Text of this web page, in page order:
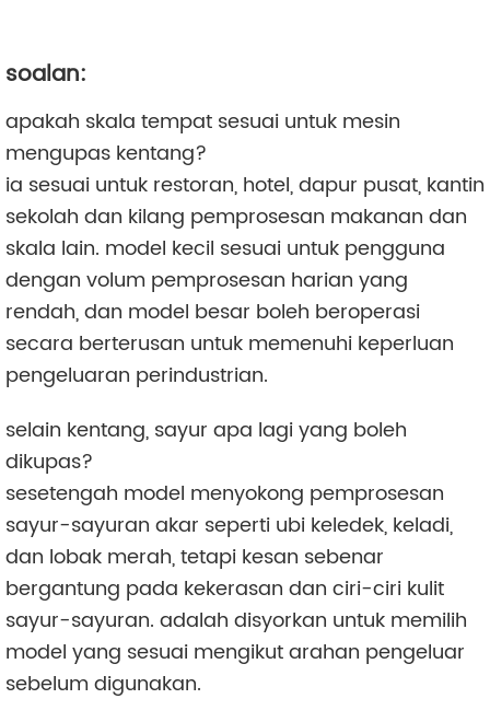
soalan:
apakah skala tempat sesuai untuk mesin
mengupas kentang?
ia sesuai untuk restoran, hotel, dapur pusat, kantin
sekolah dan kilang pemprosesan makanan dan
skala lain. model kecil sesuai untuk pengguna
dengan volum pemprosesan harian yang
rendah, dan model besar boleh beroperasi
secara berterusan untuk memenuhi keperluan
pengeluaran perindustrian.
selain kentang, sayur apa lagi yang boleh
dikupas?
sesetengah model menyokong pemprosesan
sayur-sayuran akar seperti ubi keledek, keladi,
dan lobak merah, tetapi kesan sebenar
bergantung pada kekerasan dan ciri-ciri kulit
sayur-sayuran. adalah disyorkan untuk memilih
model yang sesuai mengikut arahan pengeluar
sebelum digunakan.